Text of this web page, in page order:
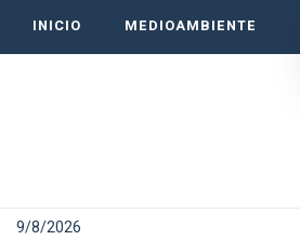
INICIO MEDIOAMBIENTE
9/8/2026